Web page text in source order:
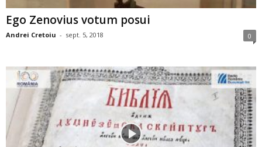
Ego Zenovius votum posui
Andrei Cretoiu - sept. 5, 2018 0